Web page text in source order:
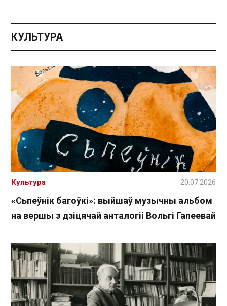
КУЛЬТУРА
«Сьпеўнік багоўкі»: выйшаў музычны альбом
на вершы з дзіцячай анталогіі Вольгі Гапеевай
Культура 20.07.2026